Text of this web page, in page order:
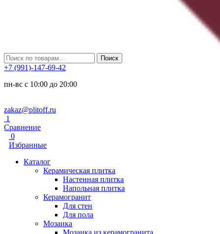
Искать: Поиск
+7 (991)-147-69-42
пн-вс с 10:00 до 20:00
zakaz@plitoff.ru
1
Сравнение
0
Избранные
Каталог
Керамическая плитка
Настенная плитка
Напольная плитка
Керамогранит
Для стен
Для пола
Мозаика
Мозаика из керамогранита